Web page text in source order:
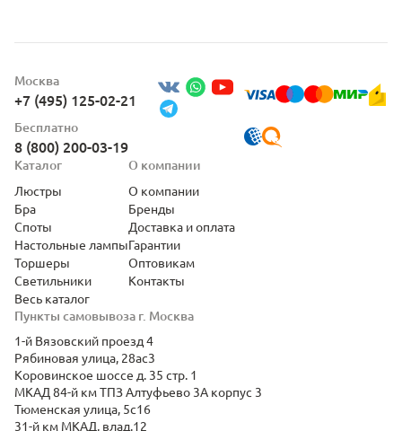
Москва
+7 (495) 125-02-21
Бесплатно
8 (800) 200-03-19
Пункты самовывоза г. Москва
1-й Вязовский проезд 4
Рябиновая улица, 28ас3
Коровинское шоссе д. 35 стр. 1
МКАД 84-й км ТПЗ Алтуфьево 3А корпус 3
Тюменская улица, 5с16
31-й км МКАД, влад.12
Каталог
Люстры
Бра
Споты
Настольные лампы
Торшеры
Светильники
Весь каталог
О компании
О компании
Бренды
Доставка и оплата
Гарантии
Оптовикам
Контакты